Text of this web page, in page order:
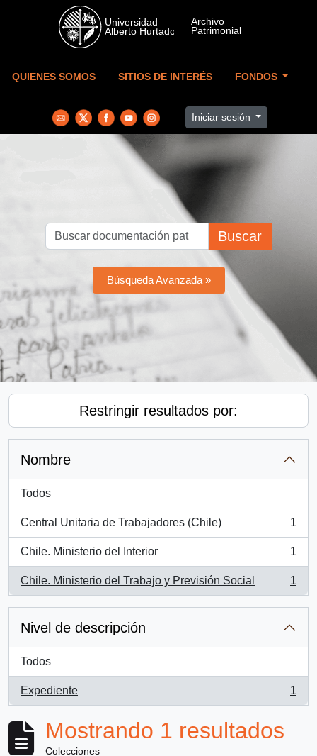
Skip to main content
QUIENES SOMOS SITIOS DE INTERÉS FONDOS
Iniciar sesión
Buscar
Búsqueda Avanzada »
Restringir resultados por:
Nombre
Todos
Central Unitaria de Trabajadores (Chile)
, 1 resultados
1
Chile. Ministerio del Interior
, 1 resultados
1
Chile. Ministerio del Trabajo y Previsión Social
, 1 resultados
1
Nivel de descripción
Todos
Expediente
, 1 resultados
1
Mostrando 1 resultados
Colecciones